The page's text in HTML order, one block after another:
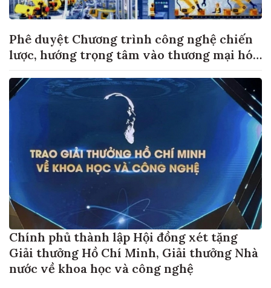
Phê duyệt Chương trình công nghệ chiến
lược, hướng trọng tâm vào thương mại hóa
Chính phủ thành lập Hội đồng xét tặng
Giải thưởng Hồ Chí Minh, Giải thưởng Nhà
nước về khoa học và công nghệ